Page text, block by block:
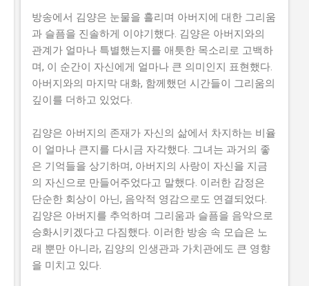
방송에서 김양은 눈물을 흘리며 아버지에 대한 그리움
과 슬픔을 진솔하게 이야기했다. 김양은 아버지와의
관계가 얼마나 특별했는지를 애틋한 목소리로 고백하
며, 이 순간이 자신에게 얼마나 큰 의미인지 표현했다.
아버지와의 마지막 대화, 함께했던 시간들이 그리움의
깊이를 더하고 있었다.
김양은 아버지의 존재가 자신의 삶에서 차지하는 비율
이 얼마나 큰지를 다시금 자각했다. 그녀는 과거의 좋
은 기억들을 상기하며, 아버지의 사랑이 자신을 지금
의 자신으로 만들어주었다고 말했다. 이러한 감정은
단순한 회상이 아닌, 음악적 영감으로도 연결되었다.
김양은 아버지를 추억하며 그리움과 슬픔을 음악으로
승화시키겠다고 다짐했다. 이러한 방송 속 모습은 노
래 뿐만 아니라, 김양의 인생관과 가치관에도 큰 영향
을 미치고 있다.